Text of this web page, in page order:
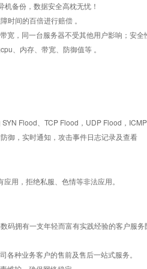
备份，数据安全高枕无忧！
时间的百倍进行赔偿 。
宽，同一台服务器不受其他用户影响；安全
、内存、带宽、防御值等 。
Flood、TCP Flood，UDP Flood，
御，实时通知，攻击事件日志记录及查看
用，拒绝私服、色情等非法应用。
码拥有一支年轻而富有实践经验的客户服
各种业务客户的售前及售后一站式服务。